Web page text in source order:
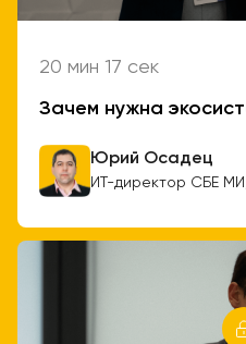
20 мин 17 сек
Зачем нужна
Юрий Осадец
ИТ-директор СБЕ